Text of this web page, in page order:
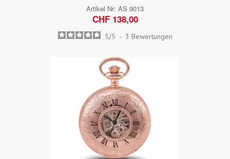
Artikel Nr: AS 9013
CHF 138,00
5/5 - 3 Bewertungen